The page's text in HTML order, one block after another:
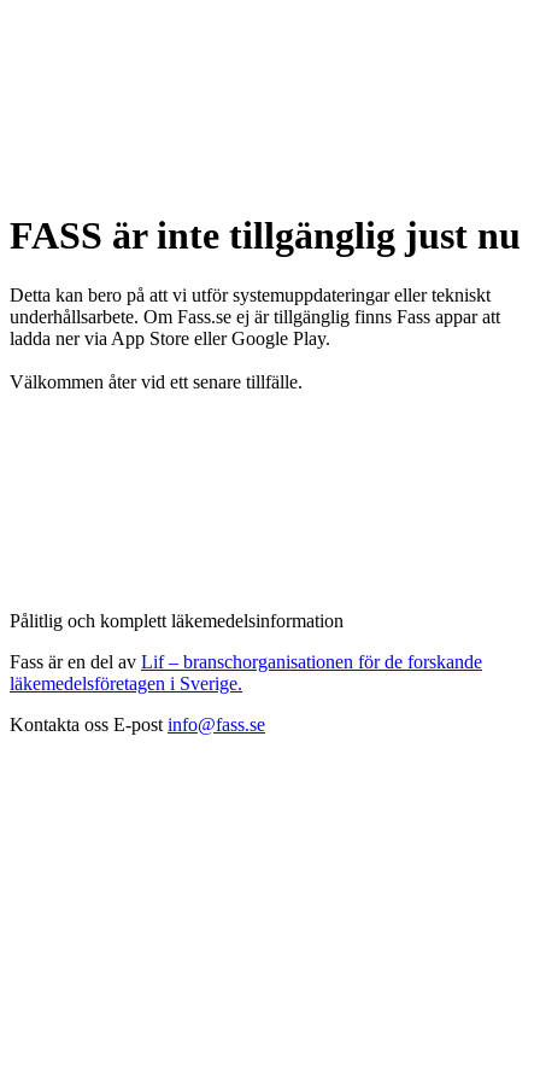
FASS är inte tillgänglig just nu
Detta kan bero på att vi utför systemuppdateringar eller tekniskt
underhållsarbete. Om Fass.se ej är tillgänglig finns Fass appar att
ladda ner via App Store eller Google Play.
Välkommen åter vid ett senare tillfälle.
Pålitlig och komplett läkemedelsinformation
Fass är en del av Lif – branschorganisationen för de forskande
läkemedelsföretagen i Sverige.
Kontakta oss E-post info@fass.se